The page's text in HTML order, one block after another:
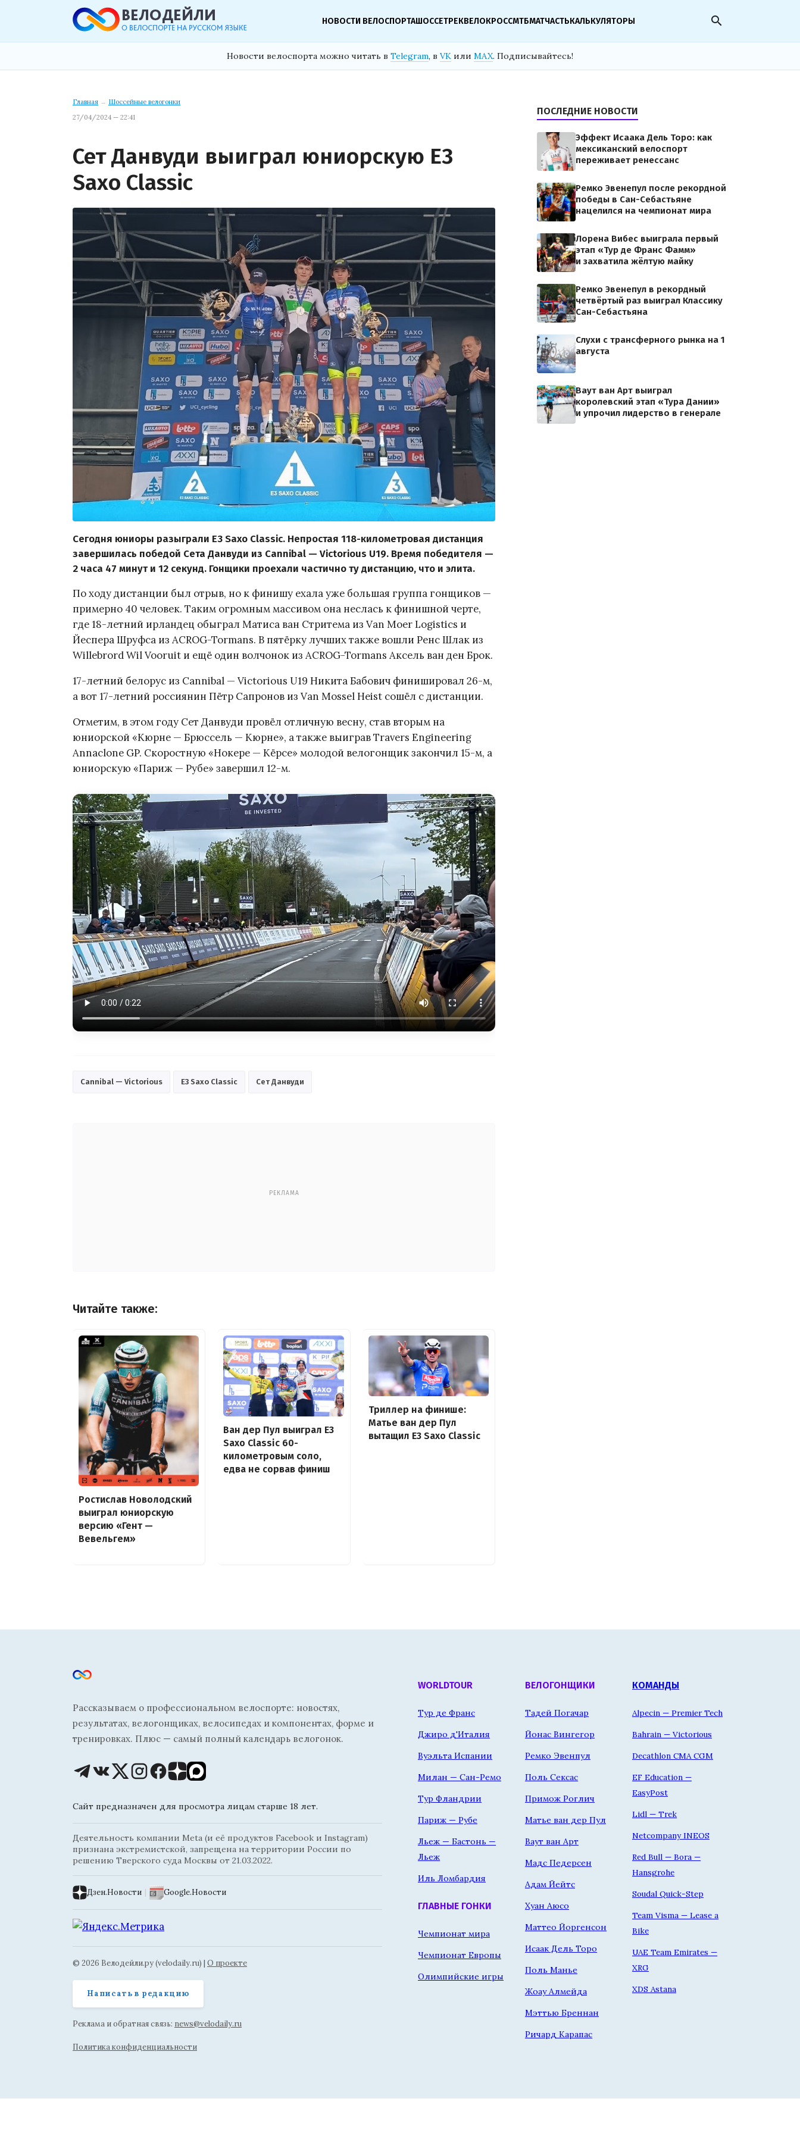
НОВОСТИ ВЕЛОСПОРТАШОССЕТРЕКВЕЛОКРОССМТБМАТЧАСТЬКАЛЬКУЛЯТОРЫ search
Новости велоспорта можно читать в Telegram, в VK или MAX. Подписывайтесь!
Главная → Шоссейные велогонки
27/04/2024 — 22:41
Сет Данвуди выиграл юниорскую E3
Saxo Classic
Сегодня юниоры разыграли E3 Saxo Classic. Непростая 118-километровая дистанция
завершилась победой Сета Данвуди из Cannibal — Victorious U19. Время победителя —
2 часа 47 минут и 12 секунд. Гонщики проехали частично ту дистанцию, что и элита.
По ходу дистанции был отрыв, но к финишу ехала уже большая группа гонщиков —
примерно 40 человек. Таким огромным массивом она неслась к финишной черте,
где 18-летний ирландец обыграл Матиса ван Стритема из Van Moer Logistics и
Йеспера Шруфса из ACROG-Tormans. В пятёрку лучших также вошли Ренс Шлак из
Willebrord Wil Vooruit и ещё один волчонок из ACROG-Tormans Аксель ван ден Брок.
17-летний белорус из Cannibal — Victorious U19 Никита Бабович финишировал 26-м,
а вот 17-летний россиянин Пётр Сапронов из Van Mossel Heist сошёл с дистанции.
Отметим, в этом году Сет Данвуди провёл отличную весну, став вторым на
юниорской «Кюрне — Брюссель — Кюрне», а также выиграв Travers Engineering
Annaclone GP. Скоростную «Нокере — Кёрсе» молодой велогонщик закончил 15-м, а
юниорскую «Париж — Рубе» завершил 12-м.
Cannibal — Victorious E3 Saxo Classic Сет Данвуди
РЕКЛАМА
Читайте также:
Ростислав Новолодский
выиграл юниорскую
версию «Гент —
Вевельгем»
Ван дер Пул выиграл E3
Saxo Classic 60-
километровым соло,
едва не сорвав финиш
Триллер на финише:
Матье ван дер Пул
вытащил E3 Saxo Classic
ПОСЛЕДНИЕ НОВОСТИ
Эффект Исаака Дель Торо: как
мексиканский велоспорт
переживает ренессанс
Ремко Эвенепул после рекордной
победы в Сан-Себастьяне
нацелился на чемпионат мира
Лорена Вибес выиграла первый
этап «Тур де Франс Фамм»
и захватила жёлтую майку
Ремко Эвенепул в рекордный
четвёртый раз выиграл Классику
Сан-Себастьяна
Слухи с трансферного рынка на 1
августа
Ваут ван Арт выиграл
королевский этап «Тура Дании»
и упрочил лидерство в генерале
Рассказываем о профессиональном велоспорте: новостях,
результатах, велогонщиках, велосипедах и компонентах, форме и
тренировках. Плюс — самый полный календарь велогонок.
Сайт предназначен для просмотра лицам старше 18 лет.
Деятельность компании Meta (и её продуктов Facebook и Instagram)
признана экстремистской, запрещена на территории России по
решению Тверского суда Москвы от 21.03.2022.
Дзен.Новости | Google.Новости
© 2026 Велодейли.ру (velodaily.ru) | О проекте
Написать в редакцию
Реклама и обратная связь: news@velodaily.ru
Политика конфиденциальности
WORLDTOUR
Тур де Франс
Джиро д'Италия
Вуэльта Испании
Милан — Сан-Ремо
Тур Фландрии
Париж — Рубе
Льеж — Бастонь —
Льеж
Иль Ломбардия
ГЛАВНЫЕ ГОНКИ
Чемпионат мира
Чемпионат Европы
Олимпийские игры
ВЕЛОГОНЩИКИ
Тадей Погачар
Йонас Вингегор
Ремко Эвенпул
Поль Сексас
Примож Роглич
Матье ван дер Пул
Ваут ван Арт
Мадс Педерсен
Адам Йейтс
Хуан Аюсо
Маттео Йоргенсон
Исаак Дель Торо
Поль Манье
Жоау Алмейда
Мэттью Бреннан
Ричард Карапас
КОМАНДЫ
Alpecin — Premier Tech
Bahrain — Victorious
Decathlon CMA CGM
EF Education —
EasyPost
Lidl — Trek
Netcompany INEOS
Red Bull — Bora —
Hansgrohe
Soudal Quick-Step
Team Visma — Lease a
Bike
UAE Team Emirates —
XRG
XDS Astana